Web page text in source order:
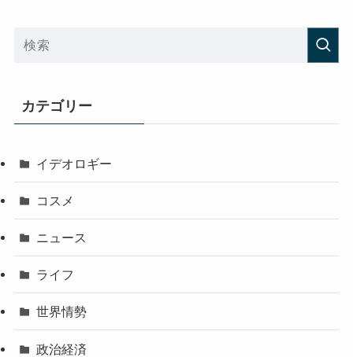
カテゴリー
イデオロギー
コスメ
ニュース
ライフ
世界情勢
政治経済